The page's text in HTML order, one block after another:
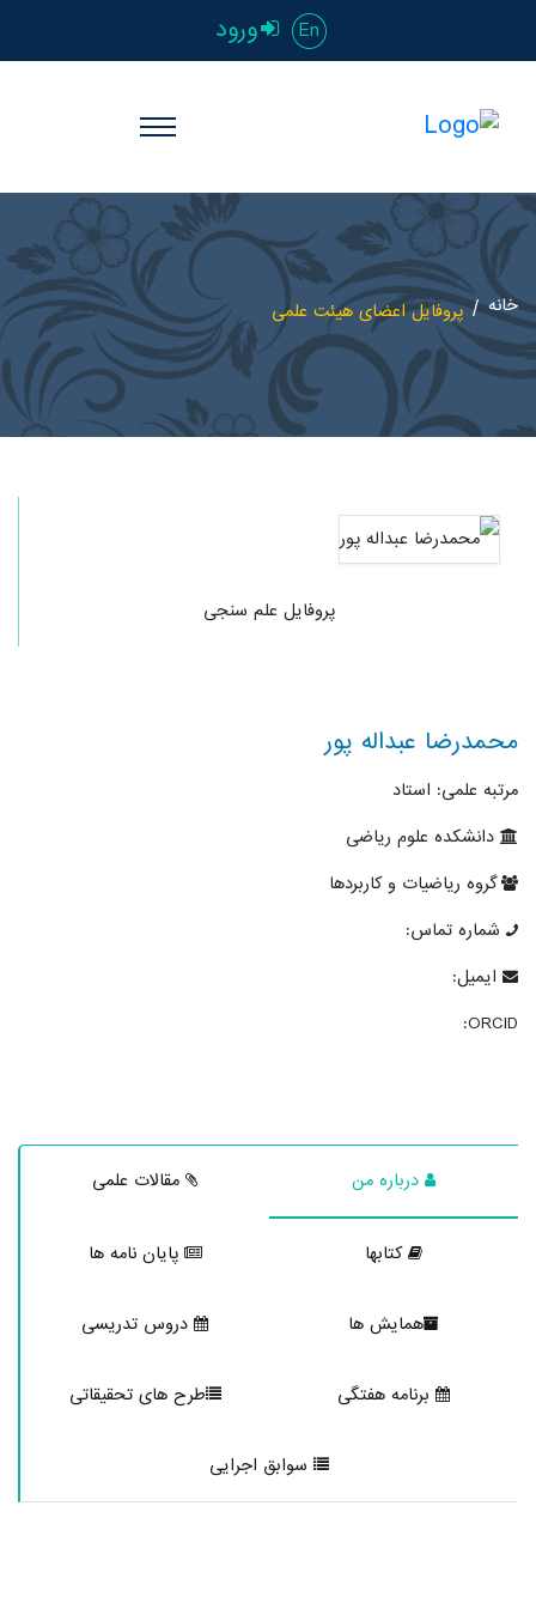
En ورود
خانه پروفایل اعضای هیئت علمی
پروفایل علم سنجی
محمدرضا عبداله پور
مرتبه علمی: استاد
دانشکده علوم ریاضی
گروه ریاضیات و کاربردها
شماره تماس:
ایمیل:
ORCID:
درباره من مقالات علمی
کتابها پایان نامه ها
همایش ها دروس تدریسی
برنامه هفتگی طرح های تحقیقاتی
سوابق اجرایی